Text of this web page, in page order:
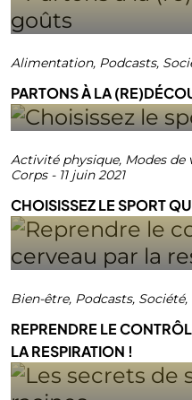
Alimentation, Podcasts,
PARTONS À LA
Activité physique, Modes de
Corps- 11 juin 2021
CHOISISSEZ LE SPORT
Bien-être, Podcasts, Société,
REPRENDRE LE
LA RESPIRATION !